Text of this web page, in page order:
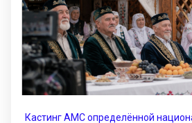
Кастинг АМС определённой